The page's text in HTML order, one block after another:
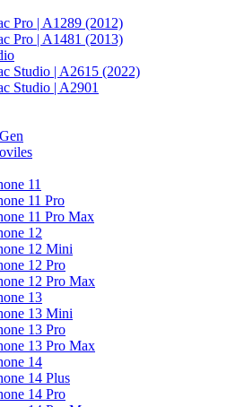
Pro | A1289 (2012)
Pro | A1481 (2013)
Studio | A2615 (2022)
Studio | A2901
11
11 Pro
11 Pro Max
12
12 Mini
12 Pro
12 Pro Max
13
13 Mini
13 Pro
13 Pro Max
14
14 Plus
14 Pro